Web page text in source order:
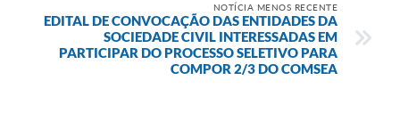
NOTÍCIA MENOS RECENTE
EDITAL DE CONVOCAÇÃO DAS ENTIDADES DA
SOCIEDADE CIVIL INTERESSADAS EM
PARTICIPAR DO PROCESSO SELETIVO PARA
COMPOR 2/3 DO COMSEA